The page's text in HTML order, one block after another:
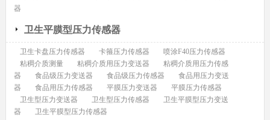
器
卫生平膜型压力传感器
卫生卡盘压力传感器 卡箍压力传感器
喷涂F40压力传感器
粘稠介质测量
粘稠介质用压力变送器
粘稠介质用压力传感
器
食品级压力变送器 食品级压力传感器
食品用压力变送
器
食品用压力传感器 平膜压力变送器
平膜压力传感器
卫生型压力变送器
卫生型压力传感器
卫生平膜型压力变送
器
卫生平膜型压力传感器